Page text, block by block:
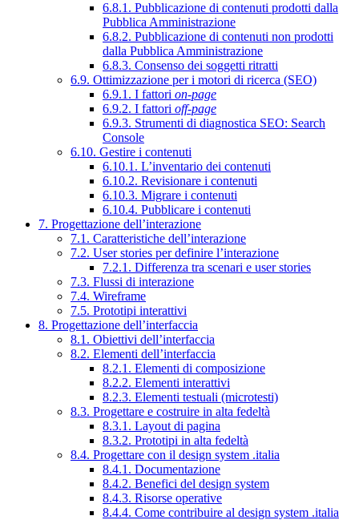
6.8.1. Pubblicazione di contenuti prodotti dalla
Pubblica Amministrazione
6.8.2. Pubblicazione di contenuti non prodotti
dalla Pubblica Amministrazione
6.8.3. Consenso dei soggetti ritratti
6.9. Ottimizzazione per i motori di ricerca (SEO)
6.9.1. I fattori on-page
6.9.2. I fattori off-page
6.9.3. Strumenti di diagnostica SEO: Search
Console
6.10. Gestire i contenuti
6.10.1. L’inventario dei contenuti
6.10.2. Revisionare i contenuti
6.10.3. Migrare i contenuti
6.10.4. Pubblicare i contenuti
7. Progettazione dell’interazione
7.1. Caratteristiche dell’interazione
7.2. User stories per definire l’interazione
7.2.1. Differenza tra scenari e user stories
7.3. Flussi di interazione
7.4. Wireframe
7.5. Prototipi interattivi
8. Progettazione dell’interfaccia
8.1. Obiettivi dell’interfaccia
8.2. Elementi dell’interfaccia
8.2.1. Elementi di composizione
8.2.2. Elementi interattivi
8.2.3. Elementi testuali (microtesti)
8.3. Progettare e costruire in alta fedeltà
8.3.1. Layout di pagina
8.3.2. Prototipi in alta fedeltà
8.4. Progettare con il design system .italia
8.4.1. Documentazione
8.4.2. Benefici del design system
8.4.3. Risorse operative
8.4.4. Come contribuire al design system .italia